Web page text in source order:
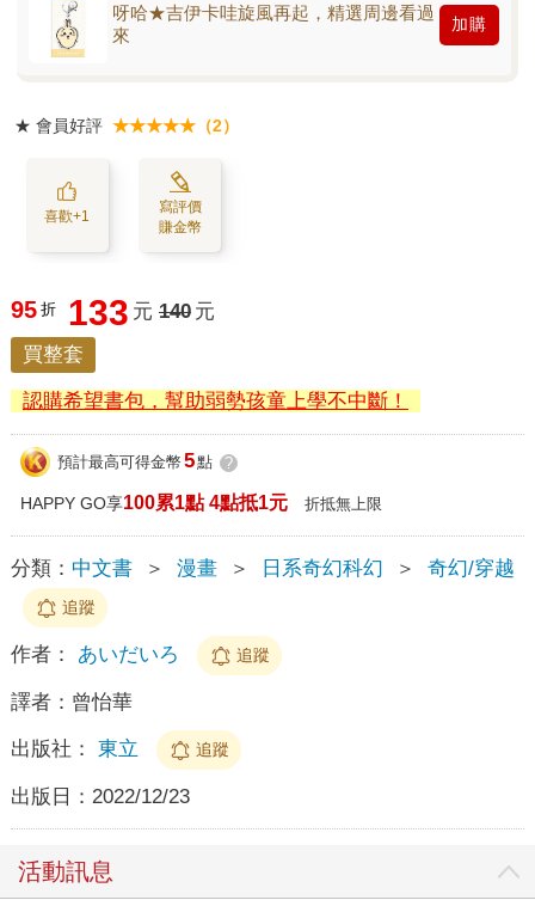
呀哈★吉伊卡哇旋風再起，精選周邊看過
來
加購
★ 會員好評 ★★★★★（2）
喜歡+1
寫評價
賺金幣
95 折 133 元 140 元
買整套
認購希望書包，幫助弱勢孩童上學不中斷！
預計最高可得金幣 5點 ?
HAPPY GO享100累1點 4點抵1元 折抵無上限
分類： 中文書 ＞ 漫畫 ＞ 日系奇幻科幻 ＞ 奇幻/穿越
追蹤
作者： あいだいろ 追蹤
譯者： 曾怡華
出版社： 東立 追蹤
出版日： 2022/12/23
活動訊息